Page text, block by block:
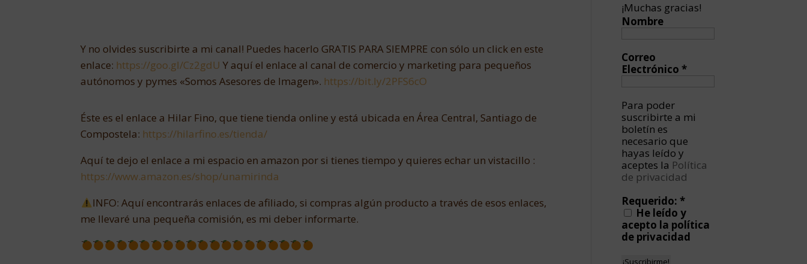
Y no olvides suscribirte a mi canal! Puedes hacerlo GRATIS PARA SIEMPRE con sólo un click en este
enlace: https://goo.gl/Cz2gdUY aquí el enlace al canal de comercio y marketing para pequeños
autónomos y pymes «Somos Asesores de Imagen». https://bit.ly/2PFS6cO
Éste es el enlace a Hilar Fino, que tiene tienda online y está ubicada en Área Central, Santiago de
Compostela: https://hilarfino.es/tienda/
Aquí te dejo el enlace a mi espacio en amazon por si tienes tiempo y quieres echar un vistacillo :
https://www.amazon.es/shop/unamirinda
INFO: Aquí encontrarás enlaces de afiliado, si compras algún producto a través de esos enlaces,
me llevaré una pequeña comisión, es mi deber informarte.
¡Muchas gracias!
Nombre
Correo
Electrónico*
Para poder
suscribirte a mi
boletín es
necesario que
hayas leído y
aceptes la Política
de privacidad
Requerido:*
He leído y
acepto la política
de privacidad